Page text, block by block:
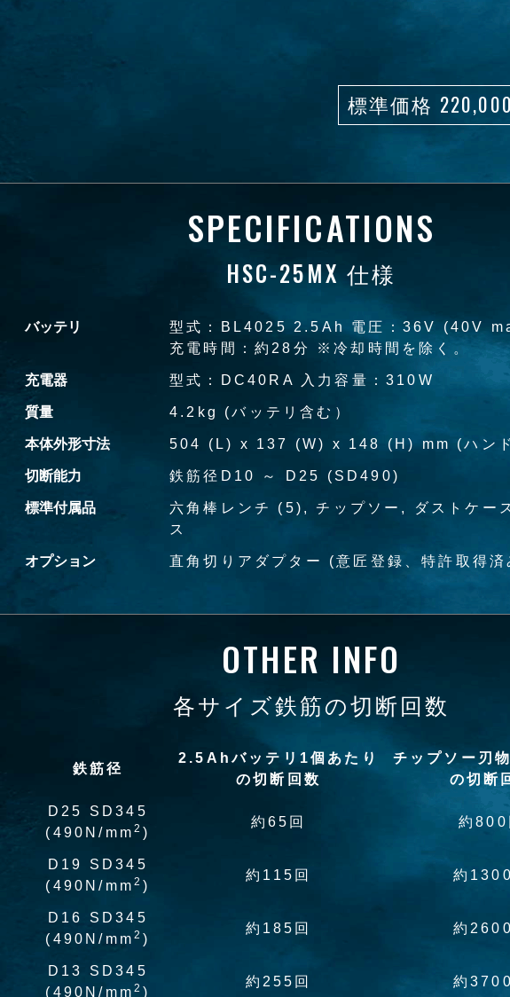
標準価格
SPECIFICATIONS
HSC-25MX 仕様
バッテリ
型式：BL4025 2.5Ah 電圧：36V (40V
充電時間：約28分 ※冷却時間を除く。
充電器 型式：DC40RA 入力容量：310W
質量 4.2kg (バッテリ含む）
本体外形寸法 504 (L) x 137 (W) x 148 (H) mm (ハン
切断能力 鉄筋径D10 ～ D25 (SD490)
標準付属品
六角棒レンチ (5), チップソー, ダストケー
ス
オプション 直角切りアダプター (意匠登録、特許取得
OTHER INFO
各サイズ鉄筋の切断回数
鉄筋径
2.5Ahバッテリ1個あたり
の切断回数
チップソー刃
の切断
D25 SD345
(490N/mm2)
約65回 約800
D19 SD345
(490N/mm2)
約115回 約
D16 SD345
(490N/mm2)
約185回 約
D13 SD345
(490N/mm2)
約255回 約